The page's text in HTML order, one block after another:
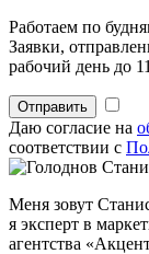
Работаем по
Заявки,
рабочий день до
Отправить
Даю согласие на
соответствии с
Меня зовут
я эксперт в
агентства